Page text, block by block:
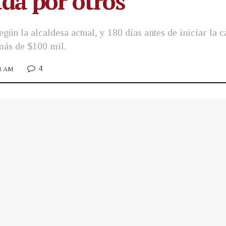
la alcaldesa actual, y 180 días antes de iniciar la
de $100 mil.
AM 4